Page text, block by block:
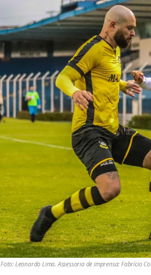
Foto: Leonardo Lima. Assessoria de imprensa: Fabrício